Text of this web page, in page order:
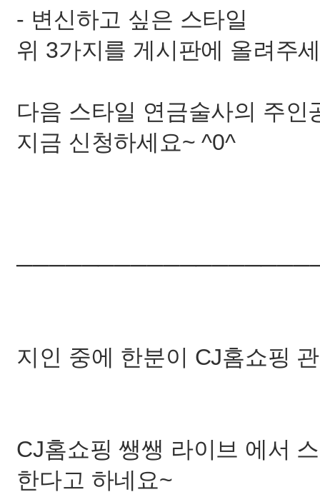
- 변신하고 싶은 스타일
위 3가지를 게시판에 올려주
다음 스타일 연금술사의 주인
지금 신청하세요~ ^0^
지인 중에 한분이 CJ홈쇼핑
CJ홈쇼핑 쌩쌩 라이브 에서
한다고 하네요~